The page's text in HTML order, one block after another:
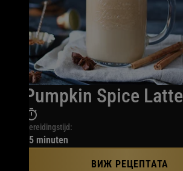
Pumpkin Spice Latte
Bereidingstijd:
15 minuten
ВИЖ РЕЦЕПТАТА